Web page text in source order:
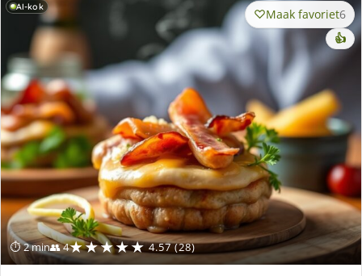
AI-kok
⏱ 2 min👥 4★★★★★ 4.57 (28)
Maak favoriet6
👍